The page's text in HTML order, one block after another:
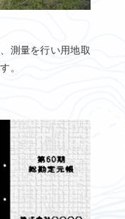
測量を行い用地取
。